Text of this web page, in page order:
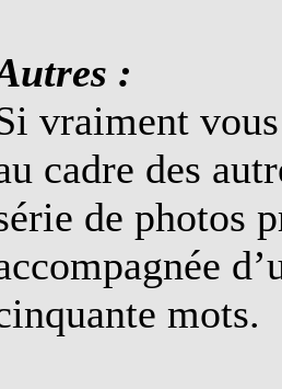
:
vraiment
cadre des
de photos
mots.